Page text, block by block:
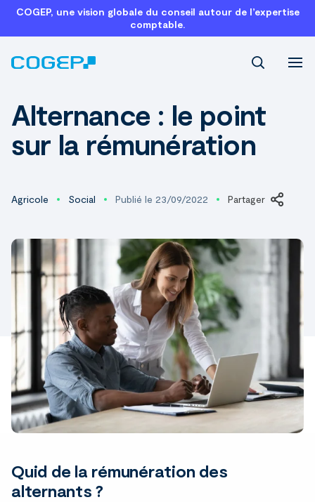
COGEP, une vision globale du conseil autour de l’expertise
comptable.
Alternance : le point
sur la rémunération
Agricole Social Publié le 23/09/2022 Partager
Quid de la rémunération des
alternants ?